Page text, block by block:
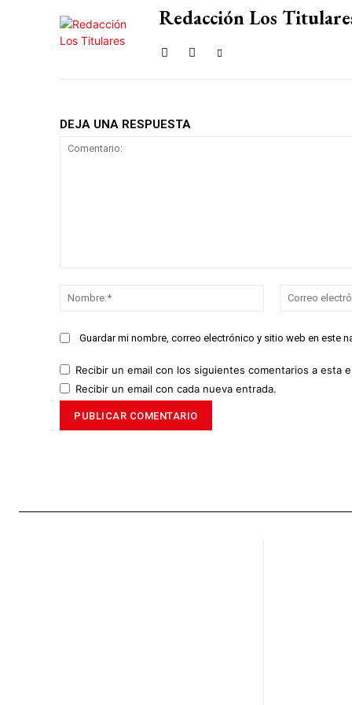
Redacción Los
DEJA UNA RESPUESTA
Nombre:*
Guardar mi nombre, correo electrónico y sitio web en este
Recibir un email con los siguientes comentarios a esta
Recibir un email con cada nueva entrada.